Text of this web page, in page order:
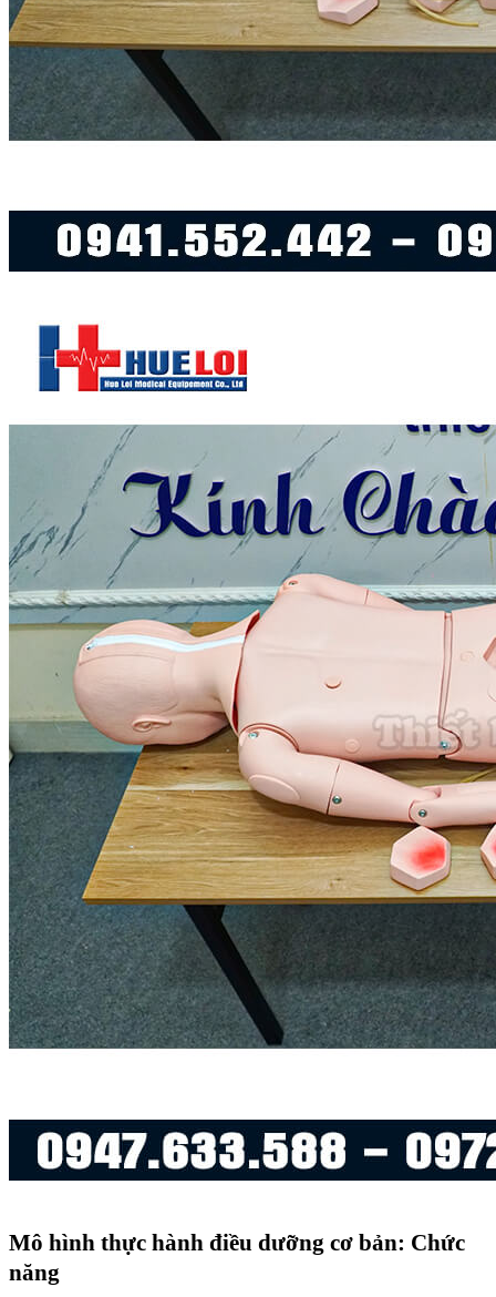
Mô hình thực hành điều dưỡng cơ bản: Chức
năng